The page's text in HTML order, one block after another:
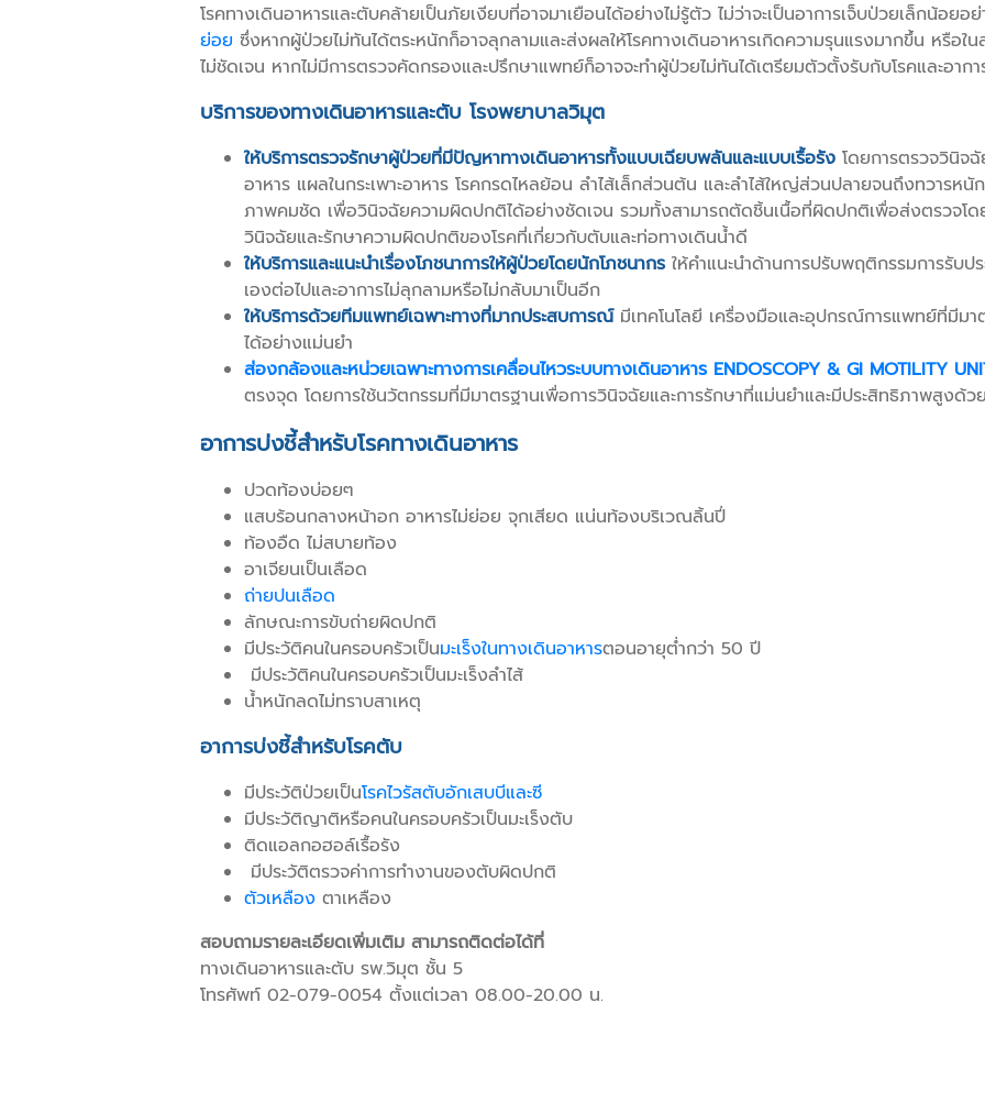
โรคทางเดินอาหารและตับคล้ายเป็นภัยเงียบที่อาจมาเยือนได้อย่างไม่รู้ตัว ไม่ว่าจะเป็นอาการเจ็บป่วยเล็กน้อยอย่
ย่อย ซึ่งหากผู้ป่วยไม่ทันได้ตระหนักก็อาจลุกลามและส่งผลให้โรคทางเดินอาหารเกิดความรุนแรงมากขึ้น หรือใ
ไม่ชัดเจน หากไม่มีการตรวจคัดกรองและปรึกษาแพทย์ก็อาจจะทำผู้ป่วยไม่ทันได้เตรียมตัวตั้งรับกับโรคและอาก
บริการของทางเดินอาหารและตับ โรงพยาบาลวิมุต
ให้บริการตรวจรักษาผู้ป่วยที่มีปัญหาทางเดินอาหารทั้งแบบเฉียบพลันและแบบเรื้อรังโดยการตรวจวินิจ
อาหาร แผลในกระเพาะอาหาร โรคกรดไหลย้อน ลำไส้เล็กส่วนต้น และลำไส้ใหญ่ส่วนปลายจนถึงทวารห
ภาพคมชัด เพื่อวินิจฉัยความผิดปกติได้อย่างชัดเจน รวมทั้งสามารถตัดชิ้นเนื้อที่ผิดปกติเพื่อส่งตรวจโ
วินิจฉัยและรักษาความผิดปกติของโรคที่เกี่ยวกับตับและท่อทางเดินน้ำดี
ให้บริการและแนะนำเรื่องโภชนาการให้ผู้ป่วยโดยนักโภชนากรให้คำแนะนำด้านการปรับพฤติกรรมการรับ
เองต่อไปและอาการไม่ลุกลามหรือไม่กลับมาเป็นอีก
ให้บริการด้วยทีมแพทย์เฉพาะทางที่มากประสบการณ์ มีเทคโนโลยี เครื่องมือและอุปกรณ์การแพทย์ที่มีมา
ได้อย่างแม่นยำ
ส่องกล้องและหน่วยเฉพาะทางการเคลื่อนไหวระบบทางเดินอาหาร ENDOSCOPY & GI MOTILITY
ตรงจุด โดยการใช้นวัตกรรมที่มีมาตรฐานเพื่อการวินิจฉัยและการรักษาที่แม่นยำและมีประสิทธิภาพสูงด้
อาการบ่งชี้สำหรับโรคทางเดินอาหาร
ปวดท้องบ่อยๆ
แสบร้อนกลางหน้าอก อาหารไม่ย่อย จุกเสียด แน่นท้องบริเวณลิ้นปี่
ท้องอืด ไม่สบายท้อง
อาเจียนเป็นเลือด
ถ่ายปนเลือด
ลักษณะการขับถ่ายผิดปกติ
มีประวัติคนในครอบครัวเป็นมะเร็งในทางเดินอาหารตอนอายุต่ำกว่า 50 ปี
มีประวัติคนในครอบครัวเป็นมะเร็งลำไส้
น้ำหนักลดไม่ทราบสาเหตุ
อาการบ่งชี้สำหรับโรคตับ
มีประวัติป่วยเป็นโรคไวรัสตับอักเสบบีและซี
มีประวัติญาติหรือคนในครอบครัวเป็นมะเร็งตับ
ติดแอลกอฮอล์เรื้อรัง
มีประวัติตรวจค่าการทำงานของตับผิดปกติ
ตัวเหลือง ตาเหลือง
สอบถามรายละเอียดเพิ่มเติม สามารถติดต่อได้ที่
ทางเดินอาหารและตับ รพ.วิมุต ชั้น 5
โทรศัพท์ 02-079-0054 ตั้งแต่เวลา 08.00-20.00 น.